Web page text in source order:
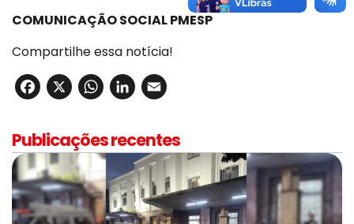
COMUNICAÇÃO SOCIAL PMESP
Compartilhe essa notícia!
Facebook
X WhatsApp
LinkedIn
Publicações recentes